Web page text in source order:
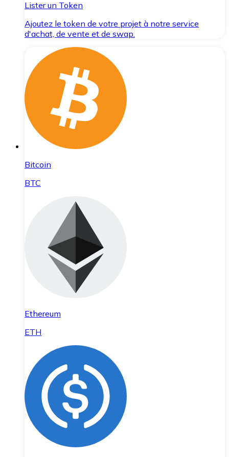
Lister un Token
Ajoutez le token de votre projet à notre service
d'achat, de vente et de swap.
Bitcoin
BTC
Ethereum
ETH